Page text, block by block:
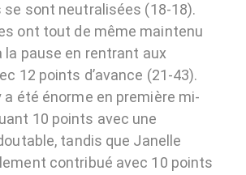
se sont neutralisées (18-18).
ont tout de même maintenu
la pause en rentrant aux
12 points d’avance (21-43).
a été énorme en première mi-
10 points avec une
tandis que Janelle
contribué avec 10 points